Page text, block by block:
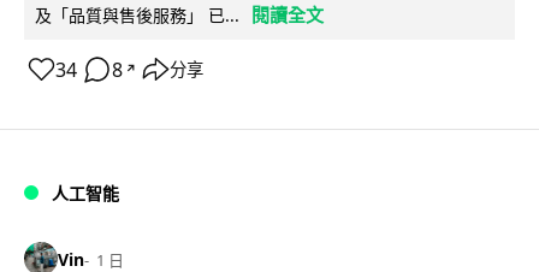
及「品質與售後服務」 已...
閱讀全文
34 8 ↗ 分享
人工智能
Vin 1 日